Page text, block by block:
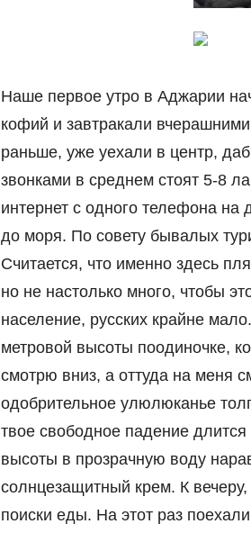
Наше первое утро в Аджарии
кофий и завтракали
раньше, уже уехали в центр,
звонками в среднем стоят 5-8
интернет с одного телефона на
до моря. По совету бывалых
Считается, что именно здесь
но не настолько много, чтобы
население, русских крайне
метровой высоты поодиночке,
смотрю вниз, а оттуда на меня
одобрительное улюлюканье
твое свободное падение
высоты в прозрачную воду
солнцезащитный крем. К
поиски еды. На этот раз